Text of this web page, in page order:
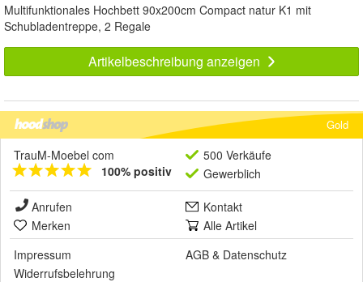
Multifunktionales Hochbett 90x200cm Compact natur K1 mit
Schubladentreppe, 2 Regale
Artikelbeschreibung anzeigen
Gold
TrauM-Moebel com
100% positiv
500 Verkäufe
Gewerblich
Anrufen
Kontakt
Merken
Alle Artikel
Impressum
AGB & Datenschutz
Widerrufsbelehrung